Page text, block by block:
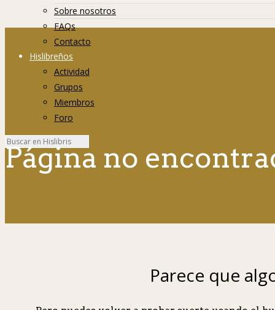
Sobre nosotros
FAQs
Contacto
Hislibreños
Actividad
Grupos
Miembros
Foro
Página no
Parece que